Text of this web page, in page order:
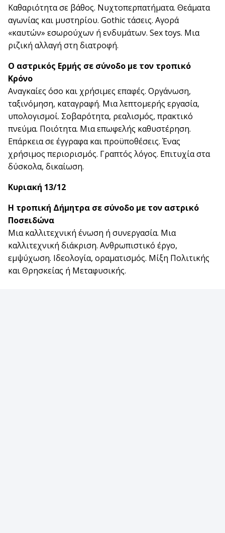
Καθαριότητα σε βάθος. Νυχτοπερπατήματα. Θεάματα
αγωνίας και μυστηρίου. Gothic τάσεις. Αγορά
«καυτών» εσωρούχων ή ενδυμάτων. Sex toys. Μια
ριζική αλλαγή στη διατροφή.
Ο αστρικός Ερμής σε σύνοδο με τον τροπικό
Κρόνο
Αναγκαίες όσο και χρήσιμες επαφές. Οργάνωση,
ταξινόμηση, καταγραφή. Μια λεπτομερής εργασία,
υπολογισμοί. Σοβαρότητα, ρεαλισμός, πρακτικό
πνεύμα. Ποιότητα. Μια επωφελής καθυστέρηση.
Επάρκεια σε έγγραφα και προϋποθέσεις. Ένας
χρήσιμος περιορισμός. Γραπτός λόγος. Επιτυχία στα
δύσκολα, δικαίωση.
Κυριακή 13/12
Η τροπική Δήμητρα σε σύνοδο με τον αστρικό
Ποσειδώνα
Μια καλλιτεχνική ένωση ή συνεργασία. Μια
καλλιτεχνική διάκριση. Ανθρωπιστικό έργο,
εμψύχωση. Ιδεολογία, οραματισμός. Μίξη Πολιτικής
και Θρησκείας ή Μεταφυσικής.